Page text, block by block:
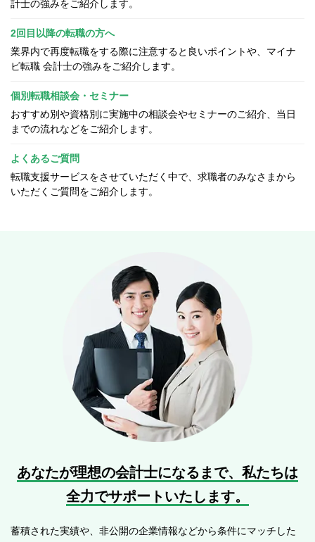
計士の強みをご紹介します。
2回目以降の転職の方へ
業界内で再度転職をする際に注意すると良いポイントや、マイナ
ビ転職 会計士の強みをご紹介します。
個別転職相談会・セミナー
おすすめ別や資格別に実施中の相談会やセミナーのご紹介、当日
までの流れなどをご紹介します。
よくあるご質問
転職支援サービスをさせていただく中で、求職者のみなさまから
いただくご質問をご紹介します。
あなたが理想の会計士になるまで、 私たちは
全力でサポートいたします。
蓄積された実績や、非公開の企業情報などから条件にマッチした